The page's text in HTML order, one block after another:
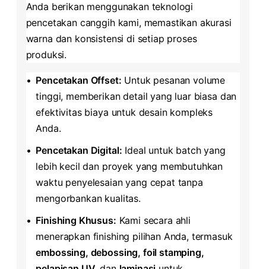
Anda berikan menggunakan teknologi
pencetakan canggih kami, memastikan akurasi
warna dan konsistensi di setiap proses
produksi.
• ​Pencetakan Offset:​ ​ Untuk pesanan volume
tinggi, memberikan detail yang luar biasa dan
efektivitas biaya untuk desain kompleks
Anda.
• ​Pencetakan Digital:​ ​ Ideal untuk batch yang
lebih kecil dan proyek yang membutuhkan
waktu penyelesaian yang cepat tanpa
mengorbankan kualitas.
• ​Finishing Khusus:​ ​ Kami secara ahli
menerapkan finishing pilihan Anda, termasuk ​
embossing, debossing, foil stamping,